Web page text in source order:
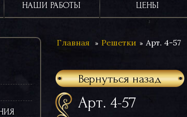
НАШИ РАБОТЫ ЦЕНЫ
Главная Решетки Арт. 4-57
Вернуться назад
Арт. 4-57